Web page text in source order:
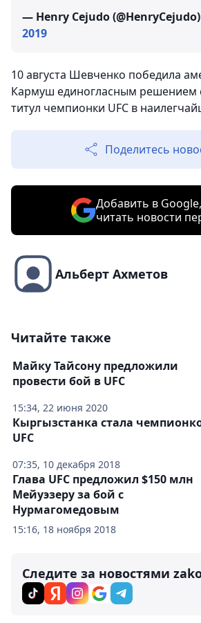
— Henry Cejudo (@HenryCejudo)
2019
10 августа Шевченко победила
Кармуш единогласным решением
титул чемпионки UFC в
Поделитесь
Добавить в
читать новости
Альберт Ахметов
Читайте также
15:34, 22 июня 2020
Майку Тайсону предложили
провести бой в UFC
07:35, 10 декабря 2018
Кыргызстанка стала
UFC
15:16, 18 ноября 2018
Глава UFC предложил $150 млн
Мейуэзеру за бой с
Нурмагомедовым
Следите за новостями